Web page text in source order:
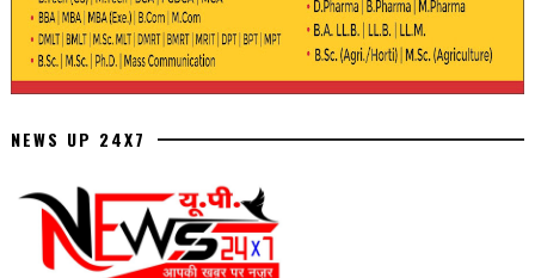
NEWS UP 24X7